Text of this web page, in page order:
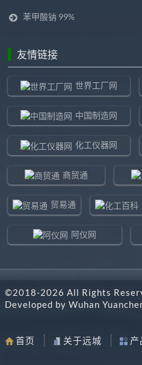
苯甲酸钠 99%
友情链接
世界工厂网
中国制造网
化工仪器网
商贸通
贸易通
阿仪网
东北制造网
©2018-2026 All Rights
Developed by Wuhan
首页 关于远城 产